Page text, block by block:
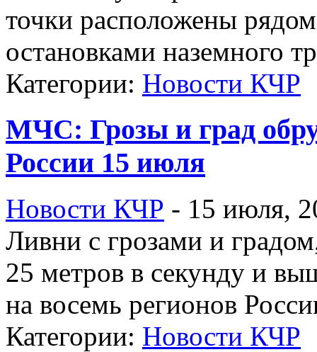
точки расположены
остановками наземного
Категории: Новости КЧР
МЧС: Грозы и град
России 15 июля
Новости КЧР - 15 июля,
Ливни с грозами и
25 метров в секунду и
на восемь регионов
Категории: Новости КЧР